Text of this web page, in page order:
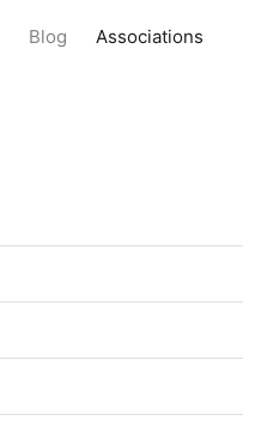
Blog Associations